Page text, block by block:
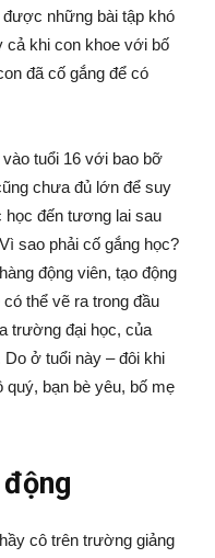
những bài tập khó
cả khi con khoe với bố
đã cố gắng để có
tuổi 16 với bao bỡ
chưa đủ lớn để suy
học đến tương lai sau
sao phải cố gắng học?
động viên, tạo động
thể vẽ ra trong đầu
trường đại học, của
ở tuổi này – đôi khi
bạn bè yêu, bố mẹ
cô trên trường giảng